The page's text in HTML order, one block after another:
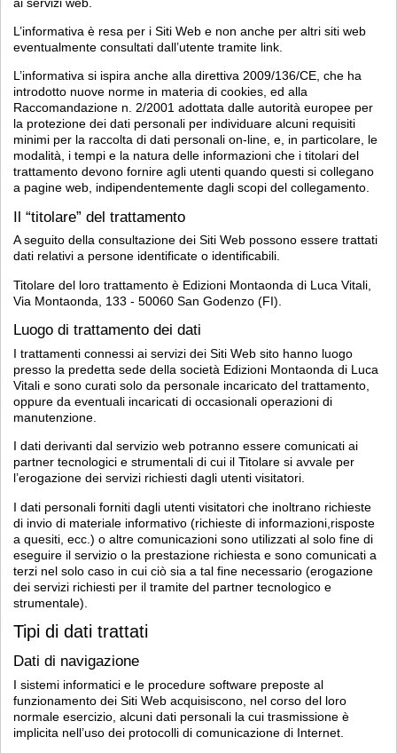
L’informativa è resa per i Siti Web e non anche per altri siti web
eventualmente consultati dall’utente tramite link.
L’informativa si ispira anche alla direttiva 2009/136/CE, che ha
introdotto nuove norme in materia di cookies, ed alla
Raccomandazione n. 2/2001 adottata dalle autorità europee per
la protezione dei dati personali per individuare alcuni requisiti
minimi per la raccolta di dati personali on-line, e, in particolare, le
modalità, i tempi e la natura delle informazioni che i titolari del
trattamento devono fornire agli utenti quando questi si collegano
a pagine web, indipendentemente dagli scopi del collegamento.
Il “titolare” del trattamento
A seguito della consultazione dei Siti Web possono essere trattati
dati relativi a persone identificate o identificabili.
Titolare del loro trattamento è Edizioni Montaonda di Luca Vitali,
Via Montaonda, 133 - 50060 San Godenzo (FI).
Luogo di trattamento dei dati
I trattamenti connessi ai servizi dei Siti Web sito hanno luogo
presso la predetta sede della società Edizioni Montaonda di Luca
Vitali e sono curati solo da personale incaricato del trattamento,
oppure da eventuali incaricati di occasionali operazioni di
manutenzione.
I dati derivanti dal servizio web potranno essere comunicati ai
partner tecnologici e strumentali di cui il Titolare si avvale per
l’erogazione dei servizi richiesti dagli utenti visitatori.
I dati personali forniti dagli utenti visitatori che inoltrano richieste
di invio di materiale informativo (richieste di informazioni,risposte
a quesiti, ecc.) o altre comunicazioni sono utilizzati al solo fine di
eseguire il servizio o la prestazione richiesta e sono comunicati a
terzi nel solo caso in cui ciò sia a tal fine necessario (erogazione
dei servizi richiesti per il tramite del partner tecnologico e
strumentale).
Tipi di dati trattati
Dati di navigazione
I sistemi informatici e le procedure software preposte al
funzionamento dei Siti Web acquisiscono, nel corso del loro
normale esercizio, alcuni dati personali la cui trasmissione è
implicita nell’uso dei protocolli di comunicazione di Internet.